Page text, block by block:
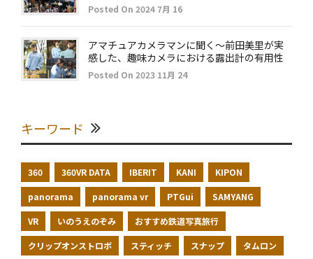
Posted On 2024 7月 16
アマチュアカメラマンに聞く～前田美里が実
感した、趣味カメラにおける露出計の有用性
Posted On 2023 11月 24
キーワード
360 360VR DATA IBERIT KANI KIPON
panorama panorama vr PTGui SAMYANG
VR いのうえのぞみ おすすめ鉄道写真旅行
クリップオンストロボ スティッチ スナップ タムロン